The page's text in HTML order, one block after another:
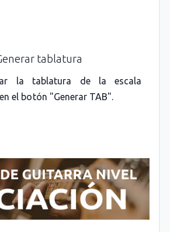
tablatura
la tablatura de la escala
el botón "Generar TAB".